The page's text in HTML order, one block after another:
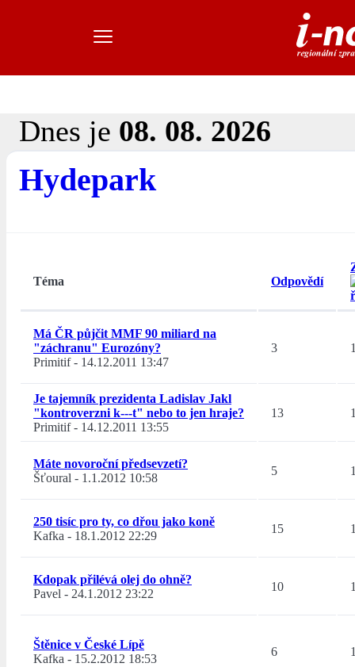
Dnes je 08. 08. 2026
Hydepark
Téma Odpovědí
Má ČR půjčit MMF 90 miliard na
"záchranu" Eurozóny?
Primitif- 14.12.2011 13:47
3
Je tajemník prezidenta Ladislav Jakl
"kontroverzni k---t" nebo to jen hraje?
Primitif- 14.12.2011 13:55
13
Máte novoroční předsevzetí?
Šťoural - 1.1.2012 10:58
5
250 tisíc pro ty, co dřou jako koně
Kafka - 18.1.2012 22:29
15
Kdopak přilévá olej do ohně?
Pavel - 24.1.2012 23:22
10
Štěnice v České Lípě
Kafka - 15.2.2012 18:53
6